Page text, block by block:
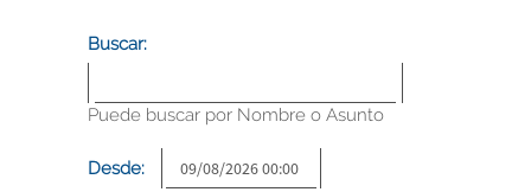
Buscar:
Puede buscar por Nombre o Asunto
Desde: